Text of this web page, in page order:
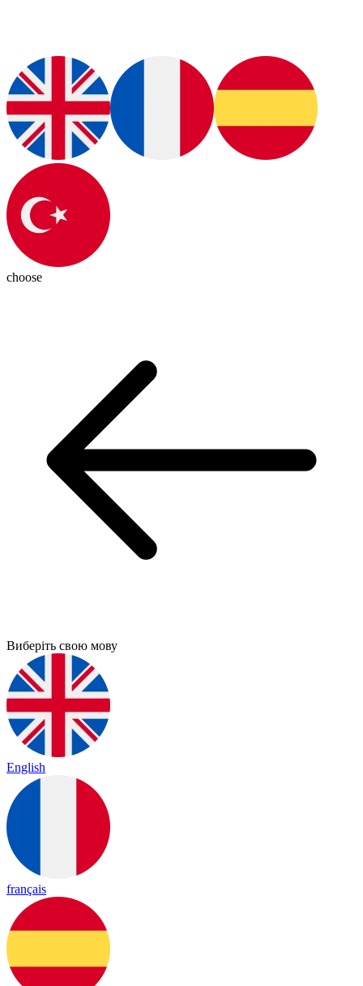
choose
Виберіть свою мову
English
français